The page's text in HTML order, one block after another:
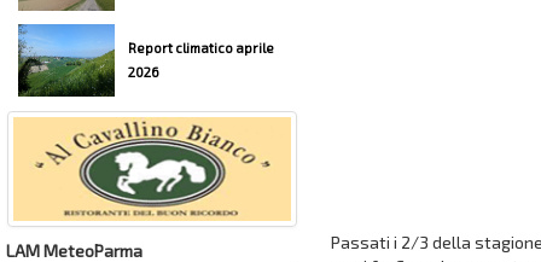
Report climatico aprile
2026
LAM MeteoParma
Passati i 2/3 della